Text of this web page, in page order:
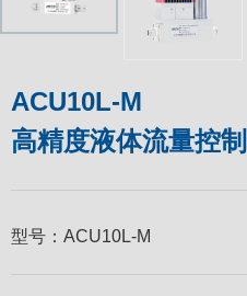
ACU10L-M
高精度液体流量控
型号： ACU10L-M